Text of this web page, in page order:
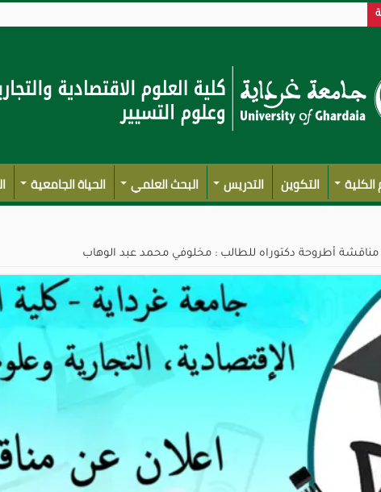
التكوين التدريس البحث العلمي الحياة الجامعية
مناقشة أطروحة دكتوراه للطالب : مخلوفي محمد عبد الوهاب